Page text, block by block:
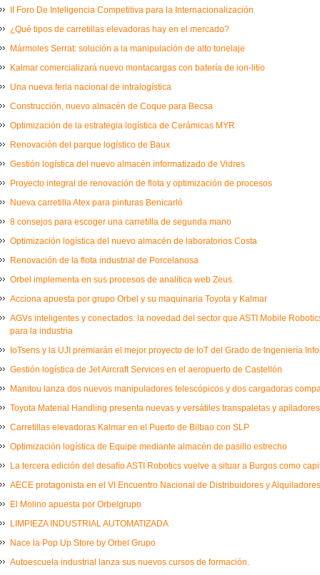
II Foro De Inteligencia Competitiva para la Internacionalización
¿Qué tipos de carretillas elevadoras hay en el mercado?
Mármoles Serrat: solución a la manipulación de alto tonelaje
Kalmar comercializará nuevo montacargas con batería de ion-litio
Una nueva feria nacional de intralogística
Construcción, nuevo almacén de Coque para Becsa
Optimización de la estrategia logística de Cerámicas MYR
Renovación del parque logístico de Baux
Gestión logística del nuevo almacén informatizado de Vidres
Proyecto integral de renovación de flota y optimización de procesos
Nueva carretilla Atex para pinturas Benicarló
8 consejos para escoger una carretilla de segunda mano
Optimización logística del nuevo almacén de laboratorios Costa
Renovación de la flota industrial de Porcelanosa
Orbel implementa en sus procesos de analítica web Zeus.
Acciona apuesta por grupo Orbel y su maquinaria Toyota y Kalmar
AGVs inteligentes y conectados: la novedad del sector que ASTI Mobile
para la industria
IoTsens y la UJI premiarán el mejor proyecto de IoT del Grado de Ingeniería
Gestión logística de Jet Aircraft Services en el aeropuerto de Castellón
Manitou lanza dos nuevos manipuladores telescópicos y dos cargadoras
Toyota Material Handling presenta nuevas y versátiles transpaletas y
Carretillas elevadoras Kalmar en el Puerto de Bilbao con SLP
Optimización logística de Equipe mediante almacén de pasillo estrecho
La tercera edición del desafío ASTI Robotics vuelve a situar a Burgos como
AECE protagonista en el VI Encuentro Nacional de Distribuidores y
El Molino apuesta por Orbelgrupo
LIMPIEZA INDUSTRIAL AUTOMATIZADA
Nace la Pop Up Store by Orbel Grupo
Autoescuela industrial lanza sus nuevos cursos de formación.